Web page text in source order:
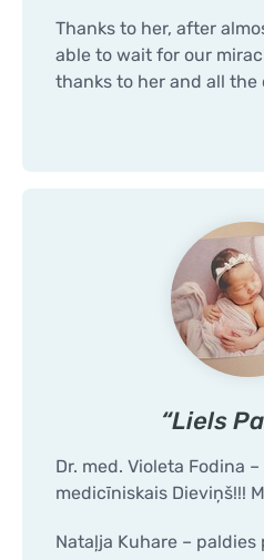
Thanks to her, after
able to wait for our
thanks to her and all the
“Liels
Dr. med. Violeta Fodina
medicīniskais Dieviņš!!!
Nataļja Kuhare –